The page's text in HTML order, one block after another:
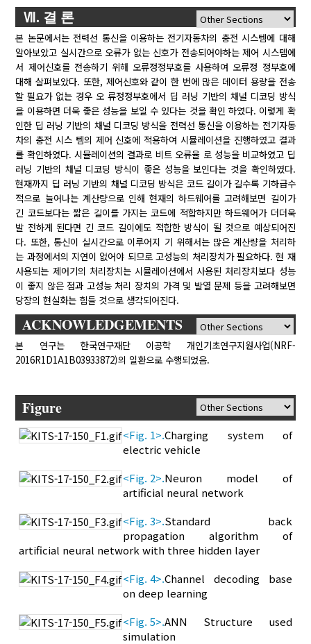
Ⅶ. 결 론
본 논문에서는 전력선 통신을 이용하는 전기자동차의 충전 시스템에 대해
알아보았고 실시간으로 오류가 없는 신호가 전송되어야하는 제어 시스템에
서 제어신호를 전송하기 위해 오류정정부호를 사용하여 오류정 정부호에
대해 살펴보았다. 또한, 제어신호와 같이 한 번에 많은 데이터 용량을 전송
할 필요가 없는 경우 오 류정정부호에서 딥 러닝 기반의 채널 디코딩 방식
을 이용하면 더욱 좋은 성능을 보일 수 있다는 것을 확인 하였다. 이렇게 확
인한 딥 러닝 기반의 채널 디코딩 방식을 전력선 통신을 이용하는 전기자동
차의 충전 시스 템의 제어 신호에 적용하여 시뮬레이션을 진행하였고 결과
를 확인하였다. 시뮬레이션의 결과로 비트 오류율 로 성능을 비교하였고 딥
러닝 기반의 채널 디코딩 방식이 좋은 성능을 보인다는 것을 확인하였다.
현재까지 딥 러닝 기반의 채널 디코딩 방식은 코드 길이가 길수록 기하급수
적으로 늘어나는 계산량으로 인해 현재의 하드웨어를 고려해보면 길이가
긴 코드보다는 짧은 길이를 가지는 코드에 적합하지만 하드웨어가 더더욱
발 전하게 된다면 긴 코드 길이에도 적합한 방식이 될 것으로 예상되어진
다. 또한, 통신이 실시간으로 이루어지 기 위해서는 많은 계산량을 처리하
는 과정에서의 지연이 없어야 되므로 고성능의 처리장치가 필요하다. 현 재
사용되는 제어기의 처리장치는 시뮬레이션에서 사용된 처리장치보다 성능
이 좋지 않은 점과 고성능 처리 장치의 가격 및 발열 문제 등을 고려해보면
당장의 현실화는 힘들 것으로 생각되어진다.
ACKNOWLEDGEMENTS
본 연구는 한국연구재단 이공학 개인기초연구지원사업(NRF-
2016R1D1A1B03933872)의 일환으로 수행되었음.
Figure
<Fig. 1>.Charging system of
electric vehicle
<Fig. 2>.Neuron model of
artificial neural network
<Fig. 3>.Standard back
propagation algorithm of
artificial neural network with three hidden layer
<Fig. 4>.Channel decoding base
on deep learning
<Fig. 5>.ANN Structure used
simulation